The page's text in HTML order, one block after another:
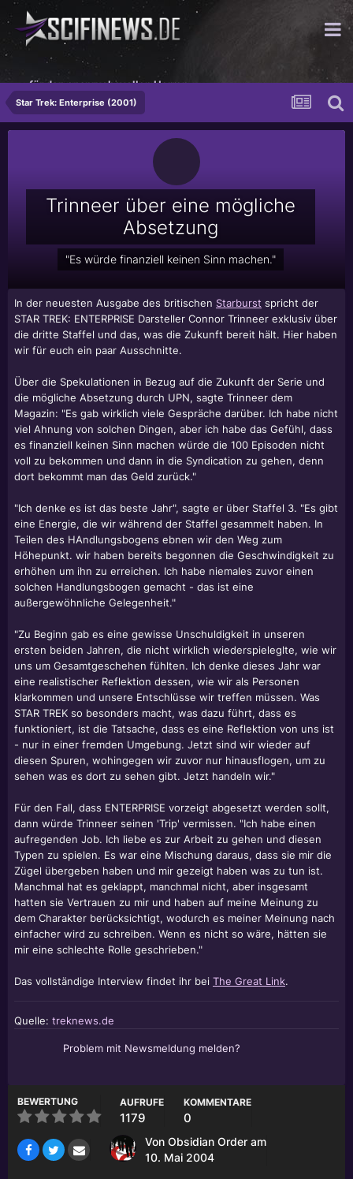
...für den anspruchsvollen Herren
Star Trek: Enterprise (2001)
Trinneer über eine mögliche
Absetzung
"Es würde finanziell keinen Sinn machen."
In der neuesten Ausgabe des britischen Starburst spricht der
STAR TREK: ENTERPRISE Darsteller Connor Trinneer exklusiv über
die dritte Staffel und das, was die Zukunft bereit hält. Hier haben
wir für euch ein paar Ausschnitte.
Über die Spekulationen in Bezug auf die Zukunft der Serie und
die mögliche Absetzung durch UPN, sagte Trinneer dem
Magazin: "Es gab wirklich viele Gespräche darüber. Ich habe nicht
viel Ahnung von solchen Dingen, aber ich habe das Gefühl, dass
es finanziell keinen Sinn machen würde die 100 Episoden nicht
voll zu bekommen und dann in die Syndication zu gehen, denn
dort bekommt man das Geld zurück."
"Ich denke es ist das beste Jahr", sagte er über Staffel 3. "Es gibt
eine Energie, die wir während der Staffel gesammelt haben. In
Teilen des HAndlungsbogens ebnen wir den Weg zum
Höhepunkt. wir haben bereits begonnen die Geschwindigkeit zu
erhöhen um ihn zu erreichen. Ich habe niemales zuvor einen
solchen Handlungsbogen gemacht - das ist eine
außergewöhnliche Gelegenheit."
"Zu Beginn gab es eine gewisse Unschuldigkeit in unseren
ersten beiden Jahren, die nicht wirklich wiederspieleglte, wie wir
uns um Gesamtgeschehen fühlten. Ich denke dieses Jahr war
eine realistischer Reflektion dessen, wie wir als Personen
klarkommen und unsere Entschlüsse wir treffen müssen. Was
STAR TREK so besonders macht, was dazu führt, dass es
funktioniert, ist die Tatsache, dass es eine Reflektion von uns ist
- nur in einer fremden Umgebung. Jetzt sind wir wieder auf
diesen Spuren, wohingegen wir zuvor nur hinausflogen, um zu
sehen was es dort zu sehen gibt. Jetzt handeln wir."
Für den Fall, dass ENTERPRISE vorzeigt abgesetzt werden sollt,
dann würde Trinneer seinen 'Trip' vermissen. "Ich habe einen
aufregenden Job. Ich liebe es zur Arbeit zu gehen und diesen
Typen zu spielen. Es war eine Mischung daraus, dass sie mir die
Zügel übergeben haben und mir gezeigt haben was zu tun ist.
Manchmal hat es geklappt, manchmal nicht, aber insgesamt
hatten sie Vertrauen zu mir und haben auf meine Meinung zu
dem Charakter berücksichtigt, wodurch es meiner Meinung nach
einfacher wird zu schreiben. Wenn es nicht so wäre, hätten sie
mir eine schlechte Rolle geschrieben."
Das vollständige Interview findet ihr bei The Great Link.
Quelle: treknews.de
Problem mit Newsmeldung melden?
BEWERTUNG AUFRUFE
1179
KOMMENTARE
0
Von Obsidian Order am
10. Mai 2004